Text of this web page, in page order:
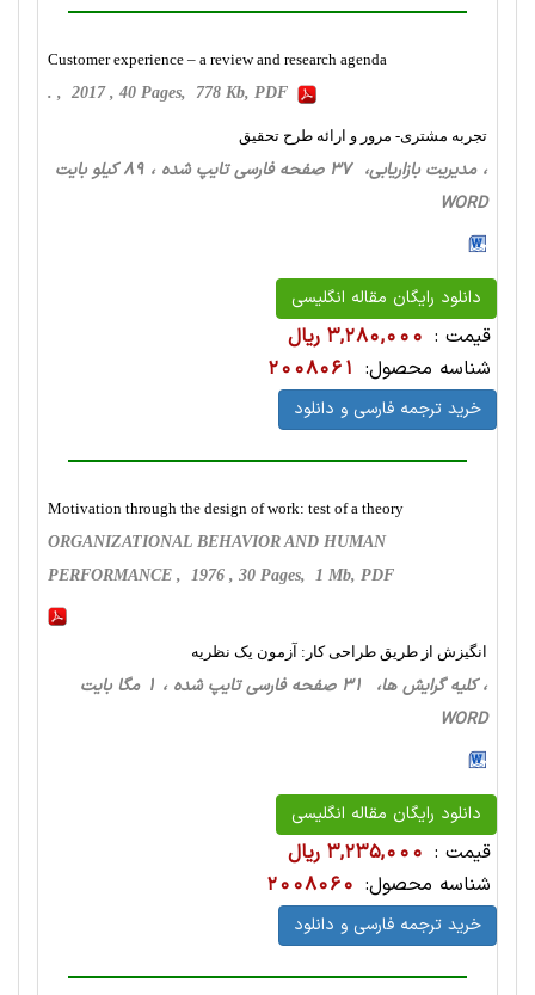
Customer experience – a review and research agenda
. , 2017 , 40 Pages, 778 Kb, PDF
تجربه مشتری- مرور و ارائه طرح تحقیق
، مدیریت بازاریابی، 37 صفحه فارسی تایپ شده ، 89 کیلو بایت
WORD
دانلود رایگان مقاله انگلیسی
قیمت : 3,280,000 ریال
شناسه محصول: 2008061
خرید ترجمه فارسی و دانلود
Motivation through the design of work: test of a theory
ORGANIZATIONAL BEHAVIOR AND HUMAN
PERFORMANCE , 1976 , 30 Pages, 1 Mb, PDF
انگیزش از طریق طراحی کار: آزمون یک نظریه
، کلیه گرایش ها، 31 صفحه فارسی تایپ شده ، 1 مگا بایت
WORD
دانلود رایگان مقاله انگلیسی
قیمت : 3,235,000 ریال
شناسه محصول: 2008060
خرید ترجمه فارسی و دانلود